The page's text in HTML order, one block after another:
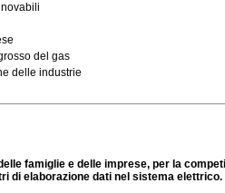
del gas
delle industrie
famiglie e delle imprese, per la
di elaborazione dati nel sistema elettrico.